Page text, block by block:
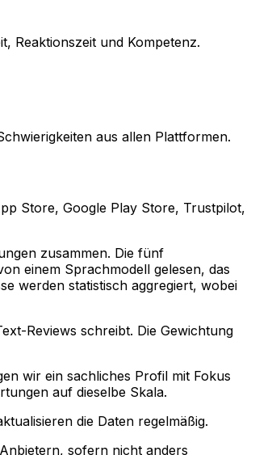
Reaktionszeit und Kompetenz.
aus allen Plattformen.
Store, Google Play Store, Trustpilot,
zusammen. Die fünf
einem Sprachmodell gelesen, das
werden statistisch aggregiert, wobei
Reviews schreibt. Die Gewichtung
wir ein sachliches Profil mit Fokus
auf dieselbe Skala.
die Daten regelmäßig.
sofern nicht anders